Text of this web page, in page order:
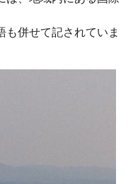
併せて記されていま